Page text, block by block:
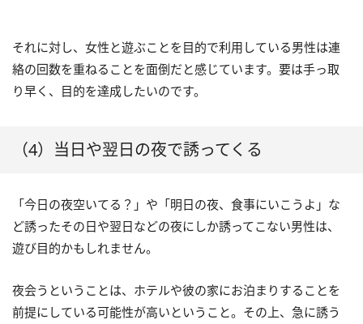
それに対し、女性と遊ぶことを目的で利用している男性は連
絡の回数を重ねることを面倒だと感じています。要は手っ取
り早く、目的を達成したいのです。
（4）当日や翌日の夜で誘ってくる
「今日の夜空いてる？」や「明日の夜、食事にいこうよ」な
ど誘ったその日や翌日などの夜にしか誘ってこない男性は、
遊び目的かもしれません。
夜会うということは、ホテルや彼の家にお泊まりすることを
前提にしている可能性が高いということ。その上、急に誘う